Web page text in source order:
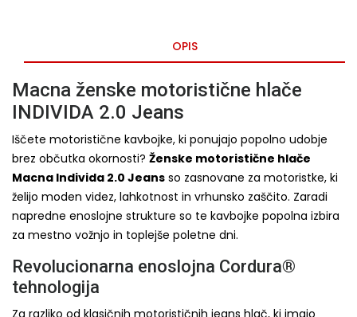
OPIS
Macna ženske motoristične hlače
INDIVIDA 2.0 Jeans
Iščete motoristične kavbojke, ki ponujajo popolno udobje
brez občutka okornosti? Ženske motoristične hlače
Macna Individa 2.0 Jeans so zasnovane za motoristke, ki
želijo moden videz, lahkotnost in vrhunsko zaščito. Zaradi
napredne enoslojne strukture so te kavbojke popolna izbira
za mestno vožnjo in toplejše poletne dni.
Revolucionarna enoslojna Cordura®
tehnologija
Za razliko od klasičnih motorističnih jeans hlač, ki imajo